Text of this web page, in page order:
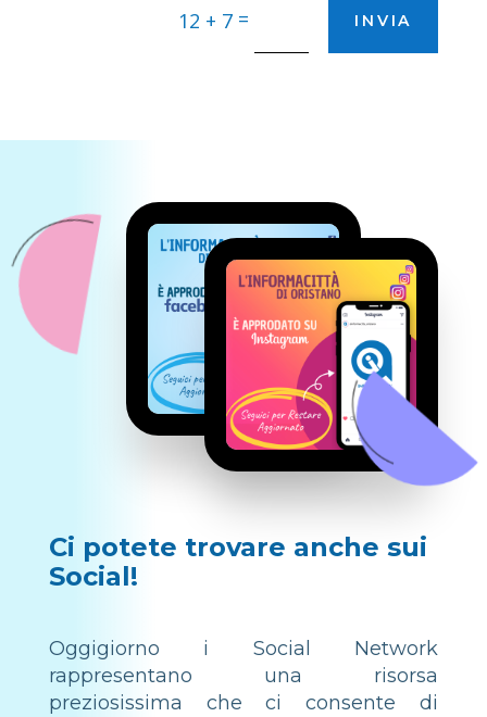
12 + 7 = INVIA
Ci potete trovare anche sui
Social!
Oggigiorno i Social Network
rappresentano una risorsa
preziosissima che ci consente di